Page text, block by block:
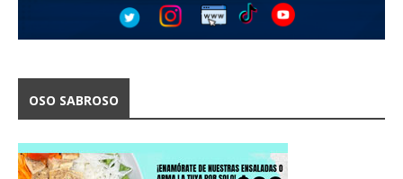
OSO SABROSO